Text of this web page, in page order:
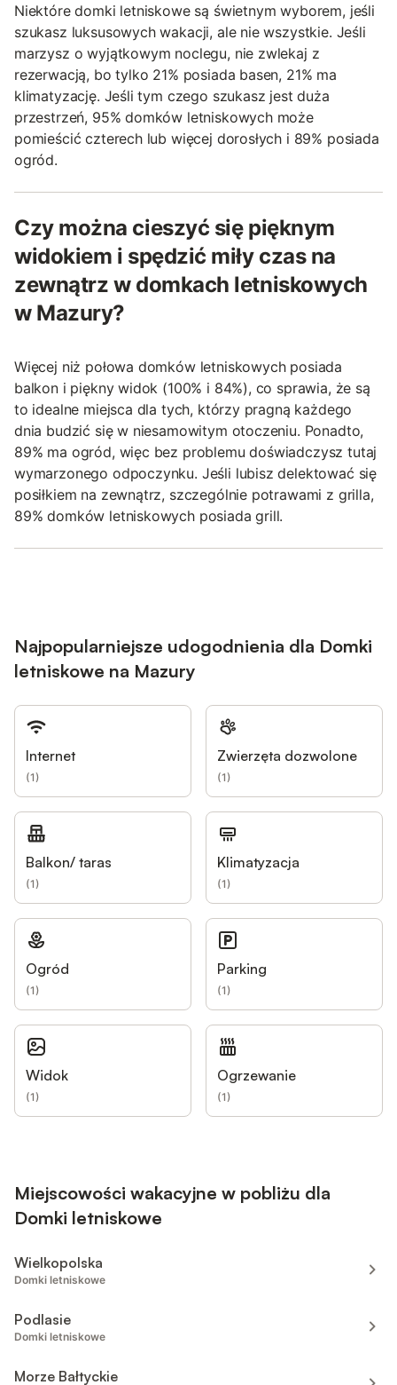
Niektóre domki letniskowe są świetnym wyborem, jeśli
szukasz luksusowych wakacji, ale nie wszystkie. Jeśli
marzysz o wyjątkowym noclegu, nie zwlekaj z
rezerwacją, bo tylko 21% posiada basen, 21% ma
klimatyzację. Jeśli tym czego szukasz jest duża
przestrzeń, 95% domków letniskowych może
pomieścić czterech lub więcej dorosłych i 89% posiada
ogród.
Czy można cieszyć się pięknym
widokiem i spędzić miły czas na
zewnątrz w domkach letniskowych
w Mazury?
Więcej niż połowa domków letniskowych posiada
balkon i piękny widok (100% i 84%), co sprawia, że są
to idealne miejsca dla tych, którzy pragną każdego
dnia budzić się w niesamowitym otoczeniu. Ponadto,
89% ma ogród, więc bez problemu doświadczysz tutaj
wymarzonego odpoczynku. Jeśli lubisz delektować się
posiłkiem na zewnątrz, szczególnie potrawami z grilla,
89% domków letniskowych posiada grill.
Najpopularniejsze udogodnienia dla Domki
letniskowe na Mazury
Internet
(1)
Zwierzęta dozwolone
(1)
Balkon/ taras
(1)
Klimatyzacja
(1)
Ogród
(1)
Parking
(1)
Widok
(1)
Ogrzewanie
(1)
Miejscowości wakacyjne w pobliżu dla
Domki letniskowe
Wielkopolska
Domki letniskowe
Podlasie
Domki letniskowe
Morze Bałtyckie